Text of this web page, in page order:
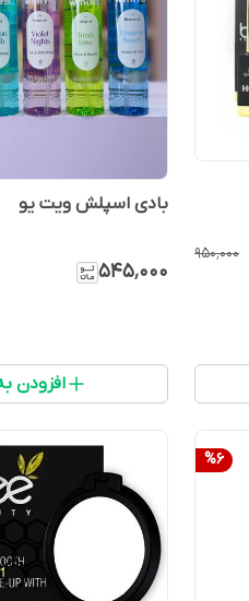
۹۵۰٬۰۰۰
بادی اسپلش ویت یو
۵۴۵٬۰۰۰
افزودن
%6